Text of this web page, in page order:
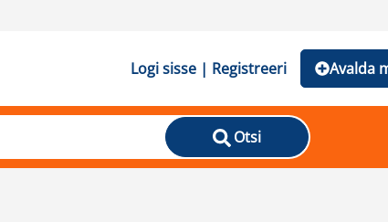
Logi sisse | Registreeri Avalda
Otsi